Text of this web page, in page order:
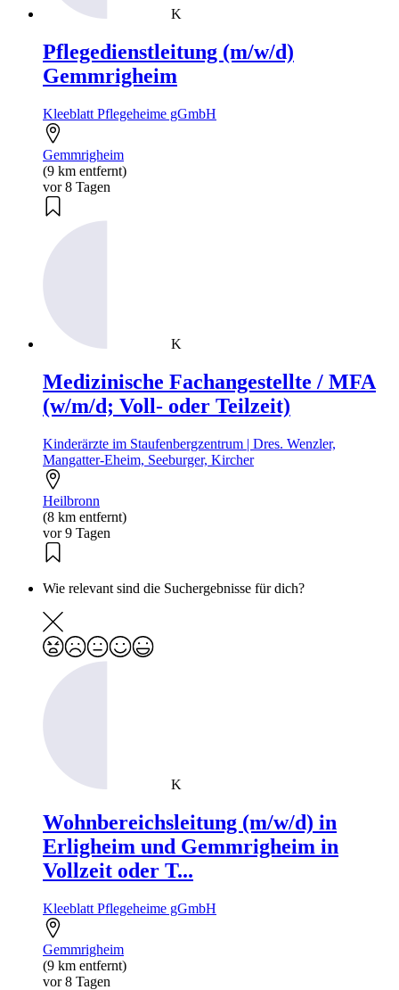
K
Pflegedienstleitung (m/w/d)
Gemmrigheim
Kleeblatt Pflegeheime gGmbH
Gemmrigheim
(9 km entfernt)
vor 8 Tagen
K
Medizinische Fachangestellte / MFA
(w/m/d; Voll- oder Teilzeit)
Kinderärzte im Staufenbergzentrum | Dres. Wenzler,
Mangatter-Eheim, Seeburger, Kircher
Heilbronn
(8 km entfernt)
vor 9 Tagen
Wie relevant sind die Suchergebnisse für dich?
K
Wohnbereichsleitung (m/w/d) in
Erligheim und Gemmrigheim in
Vollzeit oder T...
Kleeblatt Pflegeheime gGmbH
Gemmrigheim
(9 km entfernt)
vor 8 Tagen